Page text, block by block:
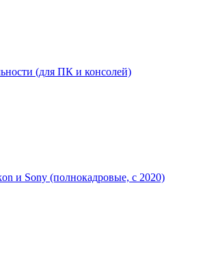
(для ПК и консолей)
и Sony (полнокадровые, с 2020)